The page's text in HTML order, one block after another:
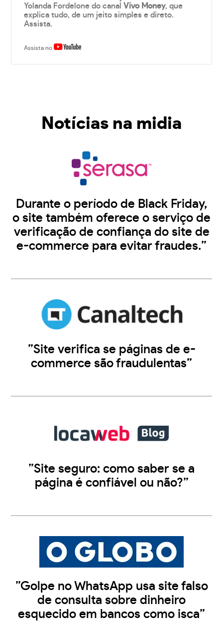
Yolanda Fordelone do canalVivo Money, que
explica tudo, de um jeito simples e direto.
Assista.
Assista no
Notícias na midia
Durante o período de Black Friday,
o site também oferece o serviço de
verificação de confiança do site de
e-commerce para evitar fraudes.”
”Site verifica se páginas de e-
commerce são fraudulentas”
”Site seguro: como saber se a
página é confiável ou não?”
”Golpe no WhatsApp usa site falso
de consulta sobre dinheiro
esquecido em bancos como isca”